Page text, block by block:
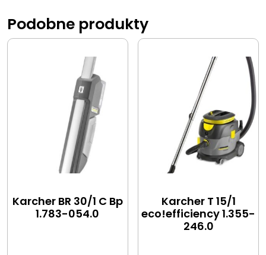
Podobne produkty
Karcher BR 30/1 C Bp
1.783-054.0
Karcher T 15/1
eco!efficiency 1.355-
246.0